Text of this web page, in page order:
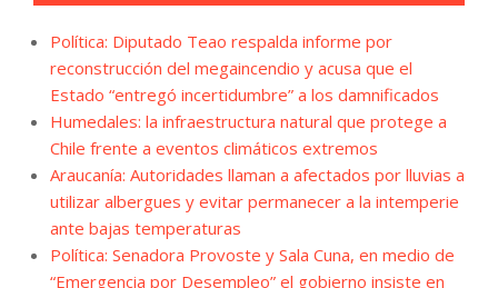
Política: Diputado Teao respalda informe por
reconstrucción del megaincendio y acusa que el
Estado “entregó incertidumbre” a los damnificados
Humedales: la infraestructura natural que protege a
Chile frente a eventos climáticos extremos
Araucanía: Autoridades llaman a afectados por lluvias a
utilizar albergues y evitar permanecer a la intemperie
ante bajas temperaturas
Política: Senadora Provoste y Sala Cuna, en medio de
“Emergencia por Desempleo” el gobierno insiste en